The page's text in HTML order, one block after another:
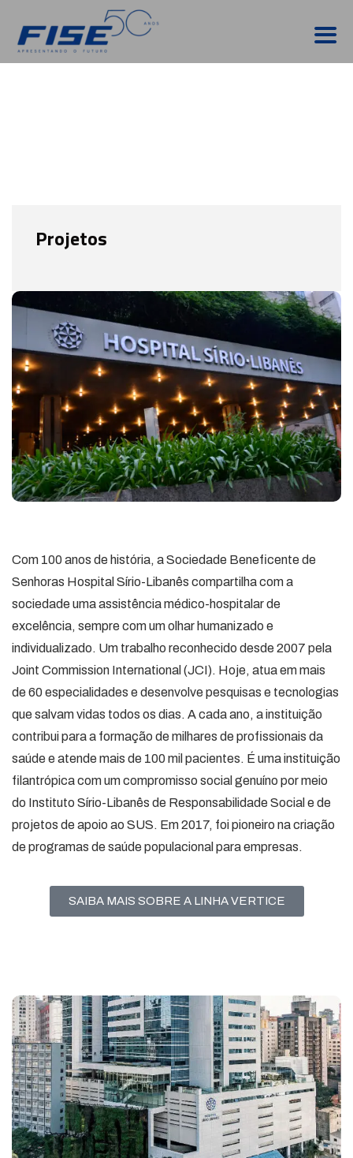
Projetos
Com 100 anos de história, a Sociedade Beneficente de
Senhoras Hospital Sírio-Libanês compartilha com a
sociedade uma assistência médico-hospitalar de
excelência, sempre com um olhar humanizado e
individualizado. Um trabalho reconhecido desde 2007 pela
Joint Commission International (JCI). Hoje, atua em mais
de 60 especialidades e desenvolve pesquisas e tecnologias
que salvam vidas todos os dias. A cada ano, a instituição
contribui para a formação de milhares de profissionais da
saúde e atende mais de 100 mil pacientes. É uma instituição
filantrópica com um compromisso social genuíno por meio
do Instituto Sírio-Libanês de Responsabilidade Social e de
projetos de apoio ao SUS. Em 2017, foi pioneiro na criação
de programas de saúde populacional para empresas.
SAIBA MAIS SOBRE A LINHA VERTICE